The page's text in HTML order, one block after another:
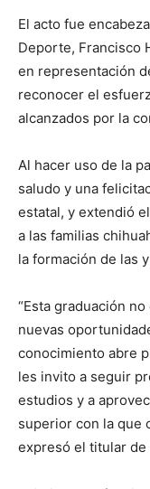
El acto fue
Deporte, Francisco
en representación
reconocer el
alcanzados por la
Al hacer uso de la
saludo y una
estatal, y extendió
a las familias
la formación de las
“Esta graduación
nuevas
conocimiento abre
les invito a seguir
estudios y a
superior con la que
expresó el titular de